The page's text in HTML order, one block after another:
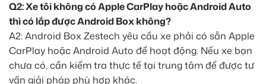
Q2: Xe tôi không có Apple CarPlay hoặc Android Auto
thì có lắp được Android Box không?
A2: Android Box Zestech yêu cầu xe phải có sẵn Apple
CarPlay hoặc Android Auto để hoạt động. Nếu xe bạn
chưa có, cần kiểm tra thực tế tại trung tâm để được tư
vấn giải pháp phù hợp khác.